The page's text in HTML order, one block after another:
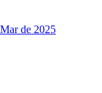
de 2025